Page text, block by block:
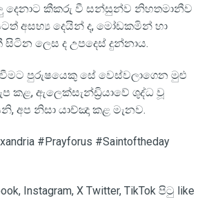
දෙනාට කීකරු වී සන්සුන්ව නිහතමානීව
අසභ්‍ය දෙයින් ද, මෝඩකමින් හා
ලෙස ද උපදෙස් දුන්නාය.
පුරුෂයෙකු සේ වෙස්වලාගෙන මුළු
කළ, ඇලෙක්සැන්ඩ්‍රියාවේ ශුද්ධ වූ
අප නිසා යාච්ඤා කළ මැනව.
#Prayforus #Saintoftheday
Instagram, X Twitter, TikTok පිටු like